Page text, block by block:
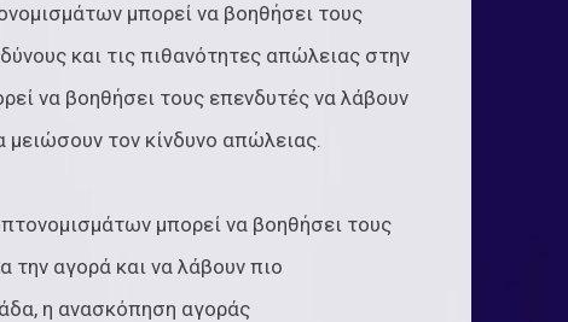
μπορεί να βοηθήσει τους
και τις πιθανότητες απώλειας στην
να βοηθήσει τους επενδυτές να λάβουν
τον κίνδυνο απώλειας.
μπορεί να βοηθήσει τους
την αγορά και να λάβουν πιο
η ανασκόπηση αγοράς